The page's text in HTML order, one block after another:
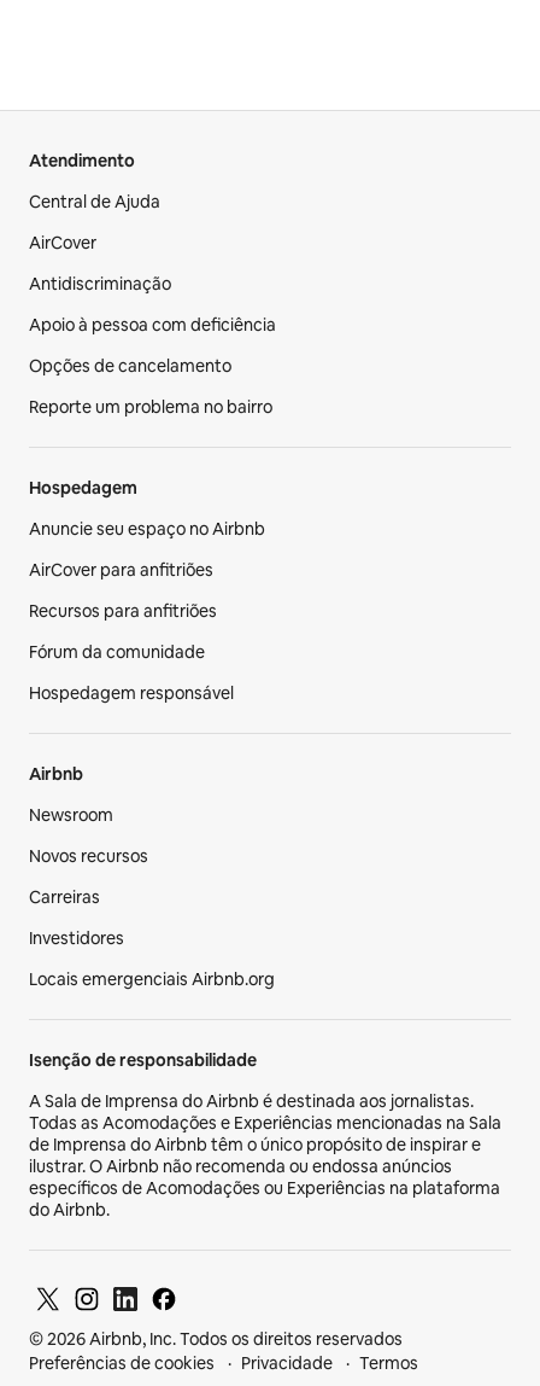
Atendimento
Central de Ajuda
AirCover
Antidiscriminação
Apoio à pessoa com deficiência
Opções de cancelamento
Reporte um problema no bairro
Hospedagem
Anuncie seu espaço no Airbnb
AirCover para anfitriões
Recursos para anfitriões
Fórum da comunidade
Hospedagem responsável
Airbnb
Newsroom
Novos recursos
Carreiras
Investidores
Locais emergenciais Airbnb.org
Isenção de responsabilidade
A Sala de Imprensa do Airbnb é destinada aos jornalistas.
Todas as Acomodações e Experiências mencionadas na Sala
de Imprensa do Airbnb têm o único propósito de inspirar e
ilustrar. O Airbnb não recomenda ou endossa anúncios
específicos de Acomodações ou Experiências na plataforma
do Airbnb.
© 2026 Airbnb, Inc. Todos os direitos reservados
Preferências de cookies
Privacidade Termos